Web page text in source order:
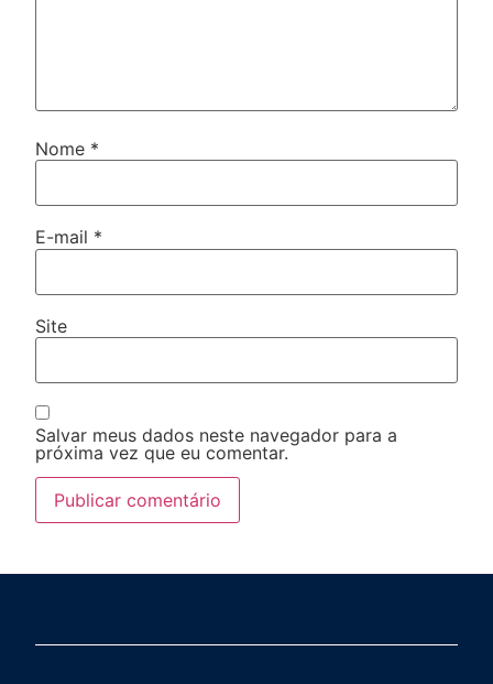
Nome *
E-mail *
Site
Salvar meus dados neste navegador para a
próxima vez que eu comentar.